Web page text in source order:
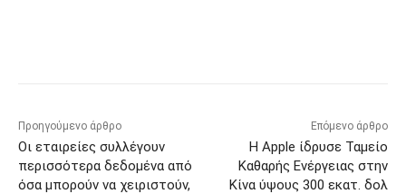
Προηγούμενο άρθρο
Οι εταιρείες συλλέγουν
περισσότερα δεδομένα από
όσα μπορούν να χειριστούν,
Επόμενο άρθρο
Η Apple ίδρυσε Ταμείο
Καθαρής Ενέργειας στην
Κίνα ύψους 300 εκατ. δολ